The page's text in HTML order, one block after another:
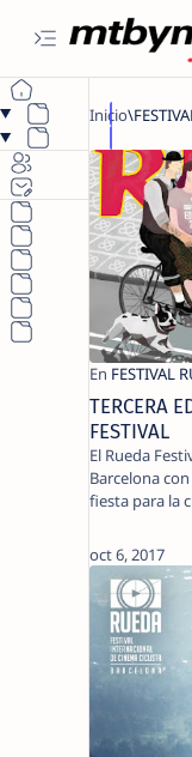
TERCERA
FESTIVAL
El Rueda
Barcelona con el objetivo de convertirse en una gran
fiesta para la